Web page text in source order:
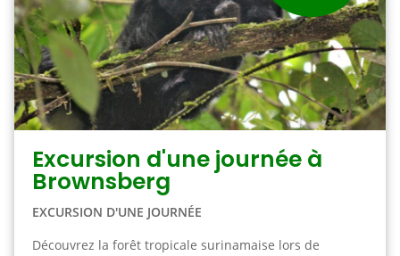
Excursion d'une journée à
Brownsberg
EXCURSION D'UNE JOURNÉE
Découvrez la forêt tropicale surinamaise lors de